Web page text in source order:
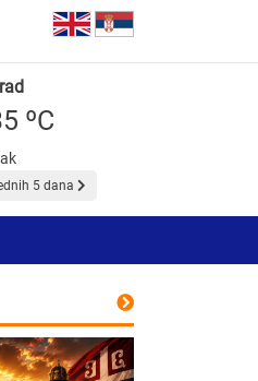
ºC
5 dana